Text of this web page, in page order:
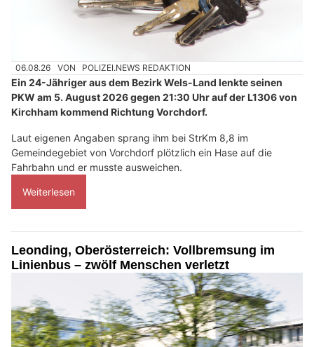
06.08.26 VON POLIZEI.NEWS REDAKTION
Ein 24-Jähriger aus dem Bezirk Wels-Land lenkte seinen
PKW am 5. August 2026 gegen 21:30 Uhr auf der L1306 von
Kirchham kommend Richtung Vorchdorf.
Laut eigenen Angaben sprang ihm bei StrKm 8,8 im
Gemeindegebiet von Vorchdorf plötzlich ein Hase auf die
Fahrbahn und er musste ausweichen.
Weiterlesen
Leonding, Oberösterreich: Vollbremsung im
Linienbus – zwölf Menschen verletzt